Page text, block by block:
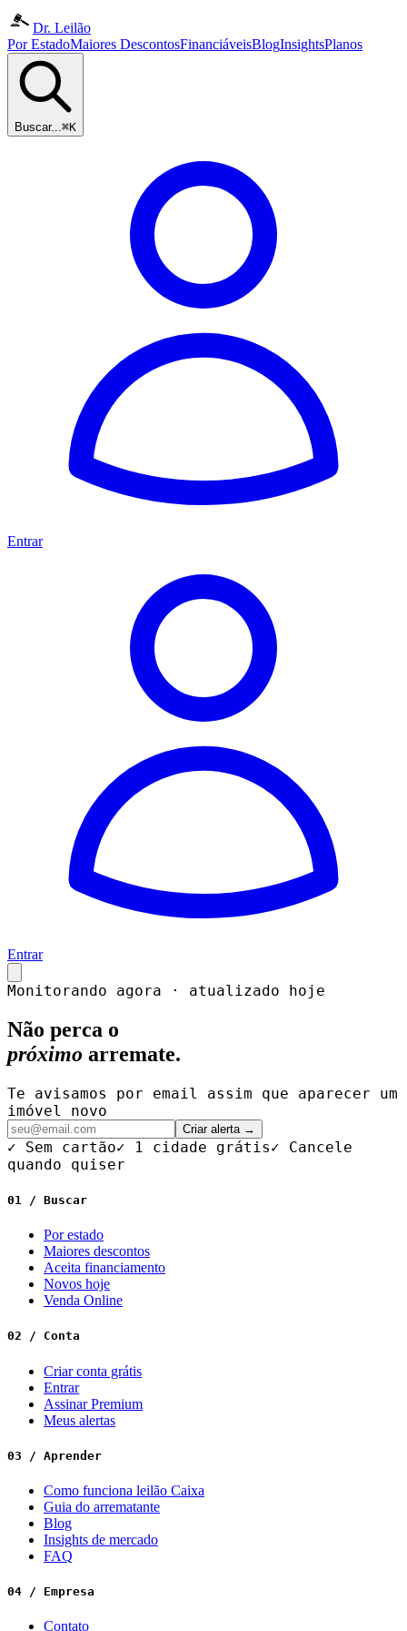
Dr. Leilão
Por EstadoMaiores DescontosFinanciáveisBlogInsightsPlanos
Buscar...⌘K
Entrar
Entrar
Monitorando agora · atualizado hoje
Não perca o
próximo arremate.
Te avisamos por email assim que aparecer um
imóvel novo
Criar alerta →
✓ Sem cartão✓ 1 cidade grátis✓ Cancele
quando quiser
01 / Buscar
Por estado
Maiores descontos
Aceita financiamento
Novos hoje
Venda Online
02 / Conta
Criar conta grátis
Entrar
Assinar Premium
Meus alertas
03 / Aprender
Como funciona leilão Caixa
Guia do arrematante
Blog
Insights de mercado
FAQ
04 / Empresa
Contato